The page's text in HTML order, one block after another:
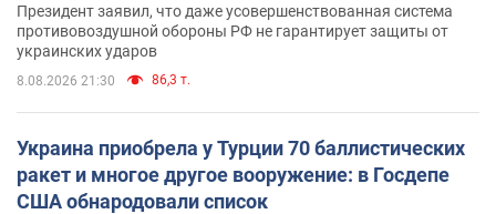
Президент заявил, что даже усовершенствованная система
противовоздушной обороны РФ не гарантирует защиты от
украинских ударов
8.08.2026 21:30 86,3 т.
Украина приобрела у Турции 70 баллистических
ракет и многое другое вооружение: в Госдепе
США обнародовали список